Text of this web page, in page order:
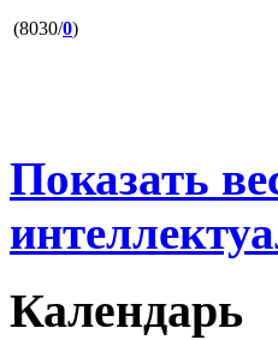
(8030/0)
Показать
Календарь